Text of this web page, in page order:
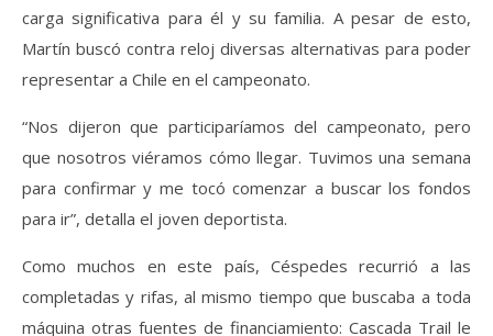
carga significativa para él y su familia. A pesar de esto,
Martín buscó contra reloj diversas alternativas para poder
representar a Chile en el campeonato.
“Nos dijeron que participaríamos del campeonato, pero
que nosotros viéramos cómo llegar. Tuvimos una semana
para confirmar y me tocó comenzar a buscar los fondos
para ir”, detalla el joven deportista.
Como muchos en este país, Céspedes recurrió a las
completadas y rifas, al mismo tiempo que buscaba a toda
máquina otras fuentes de financiamiento: Cascada Trail le